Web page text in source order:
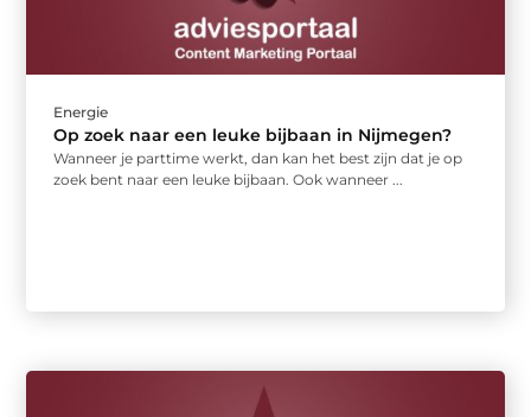
Energie
Op zoek naar een leuke bijbaan in Nijmegen?
Wanneer je parttime werkt, dan kan het best zijn dat je op
zoek bent naar een leuke bijbaan. Ook wanneer ...